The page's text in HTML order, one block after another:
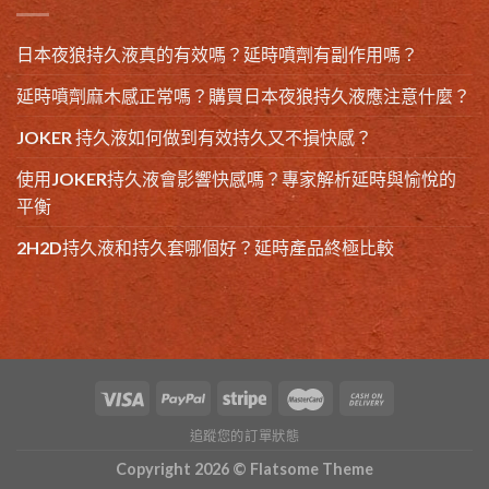
日本夜狼持久液真的有效嗎？延時噴劑有副作用嗎？
延時噴劑麻木感正常嗎？購買日本夜狼持久液應注意什麼？
JOKER 持久液如何做到有效持久又不損快感？
使用JOKER持久液會影響快感嗎？專家解析延時與愉悅的
平衡
2H2D持久液和持久套哪個好？延時產品終極比較
追蹤您的訂單狀態
Copyright 2026 © Flatsome Theme